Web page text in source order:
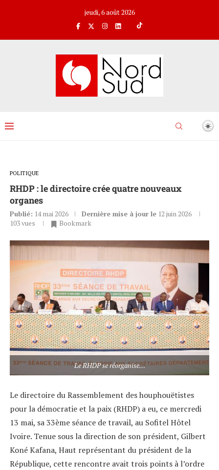
jeudi, 6 août 2026
POLITIQUE
RHDP : le directoire crée quatre nouveaux
organes
Publié: 14 mai 2026 Dernière mise à jour le 12 juin 2026
103vues Bookmark
Le RHDP se réorganise…
Le directoire du Rassemblement des houphouëtistes
pour la démocratie et la paix (RHDP) a eu, ce mercredi
13 mai, sa 33ème séance de travail, au Sofitel Hôtel
Ivoire. Tenue sous la direction de son président, Gilbert
Koné Kafana, Haut représentant du président de la
République, cette rencontre avait trois points à l’ordre